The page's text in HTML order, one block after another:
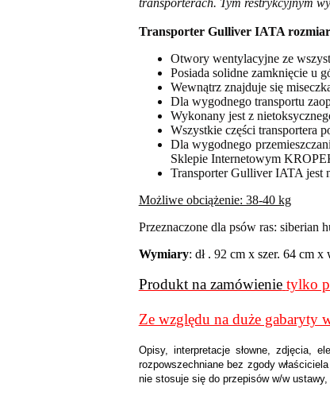
transporterach. Tym restrykcyjnym
Transporter Gulliver IATA
Otwory wentylacyjne ze
Posiada solidne zamknięcie u
Wewnątrz znajduje się
Dla wygodnego transportu
Wykonany jest z
Wszystkie części transportera
Dla wygodnego
Sklepie Internetowym
Transporter Gulliver IATA jest
Możliwe obciążenie: 38-40 kg
Przeznaczone dla psów ras: siberian
Wymiary: dł . 92 cm x szer. 64 cm x
Produkt na zamówienie tylko
Ze względu na duże gabaryty
Opisy, interpretacje słowne, zdjęcia,
rozpowszechniane bez zgody
nie stosuje się do przepisów w/w